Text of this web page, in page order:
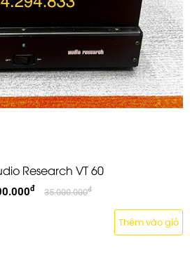
Research VT 60
đ 35.000.000đ
Thêm vào giỏ